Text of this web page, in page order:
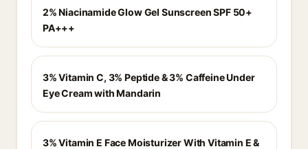
2% Niacinamide Glow Gel Sunscreen SPF 50+
PA+++
3% Vitamin C, 3% Peptide & 3% Caffeine Under
Eye Cream with Mandarin
3% Vitamin E Face Moisturizer With Vitamin E &